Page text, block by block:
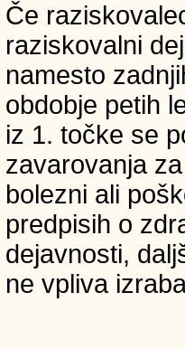
Če
raziskovalni
namesto
obdobje petih
iz 1. točke se
zavarovanja
bolezni ali
predpisih o
dejavnosti,
ne vpliva